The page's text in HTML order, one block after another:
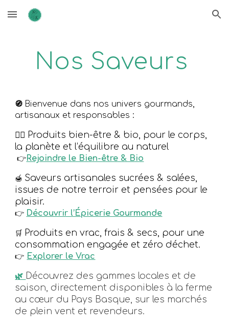
Skip to main content Skip to navigation
Nos Saveurs
🧭 Bienvenue dans nos univers gourmands,
artisanaux et responsables :
🧘‍♀️ Produits bien-être & bio, pour le corps,
la planète et l’équilibre au naturel
👉Rejoindre le Bien-être & Bio
🍯 Saveurs artisanales sucrées & salées,
issues de notre terroir et pensées pour le
plaisir.
👉 Découvrir l’Épicerie Gourmande
🛒 Produits en vrac, frais & secs, pour une
consommation engagée et zéro déchet.
👉 Explorer le Vrac
🌿 Découvrez des gammes locales et de
saison, directement disponibles à la ferme
au cœur du Pays Basque, sur les marchés
de plein vent et revendeurs.